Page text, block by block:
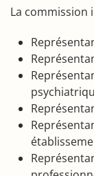
La commission